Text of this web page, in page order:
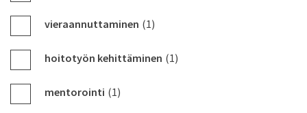
vieraannuttaminen (1)
hoitotyön kehittäminen (1)
mentorointi (1)